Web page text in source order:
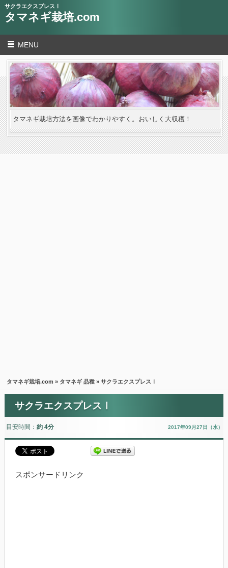
サクラエクスプレスⅠ
タマネギ栽培.com
MENU
タマネギ栽培方法を画像でわかりやすく。おいしく大収穫！
タマネギ栽培.com » タマネギ 品種 » サクラエクスプレスⅠ
サクラエクスプレスⅠ
目安時間： 約 4分 2017年09月27日（水）
スポンサードリンク